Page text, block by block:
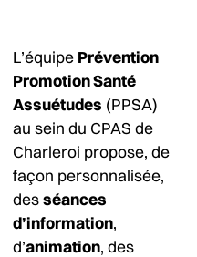
L’équipe Prévention
Promotion Santé
Assuétudes (PPSA)
au sein du CPAS de
Charleroi propose, de
façon personnalisée,
desséances
d’information,
d’animation, des